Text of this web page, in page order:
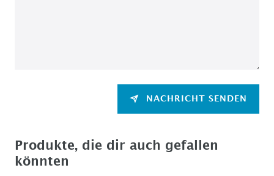
NACHRICHT SENDEN
Produkte, die dir auch gefallen
könnten